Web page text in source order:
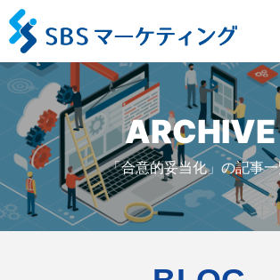
ARCHIVE
「合意的妥当化」の記事